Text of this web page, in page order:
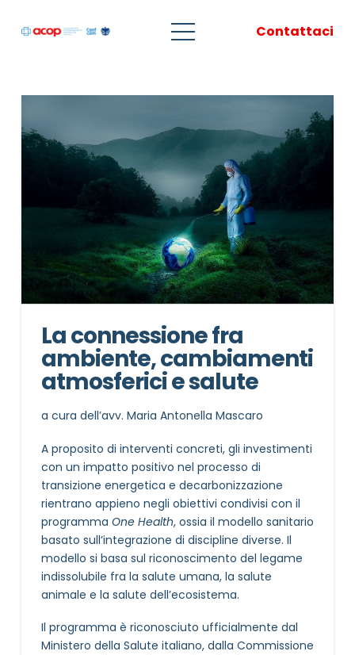
Contattaci
La connessione fra
ambiente, cambiamenti
atmosferici e salute
a cura dell’avv. Maria Antonella Mascaro
A proposito di interventi concreti, gli investimenti
con un impatto positivo nel processo di
transizione energetica e decarbonizzazione
rientrano appieno negli obiettivi condivisi con il
programma One Health, ossia il modello sanitario
basato sull’integrazione di discipline diverse. Il
modello si basa sul riconoscimento del legame
indissolubile fra la salute umana, la salute
animale e la salute dell’ecosistema.
Il programma è riconosciuto ufficialmente dal
Ministero della Salute italiano, dalla Commissione